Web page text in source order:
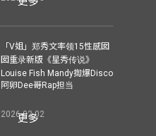
「V姐」郑秀文率领15性感囡
囡重录新版《星秀传说》
Louise Fish Mandy揈爆Disco
阿卵Dee哥Rap担当
2026-02-02
更多